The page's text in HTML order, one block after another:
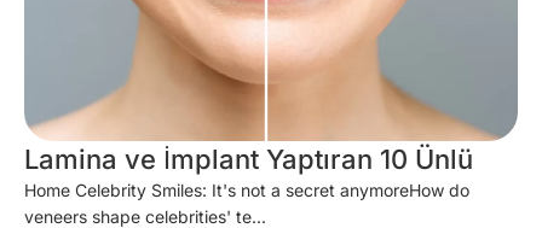
Lamina ve İmplant Yaptıran 10 Ünlü
Home Celebrity Smiles: It's not a secret anymoreHow do
veneers shape celebrities' te...